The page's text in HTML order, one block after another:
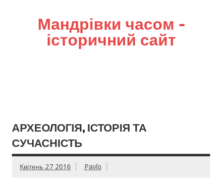
Мандрівки часом –
історичний сайт
АРХЕОЛОГІЯ, ІСТОРІЯ ТА
СУЧАСНІСТЬ
Квітень 27 2016 Pavlo